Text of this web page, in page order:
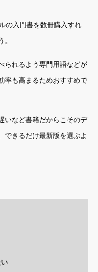
の入門書を数冊購入すれ
られるよう専門用語などが
率も高まるためおすすめで
いなど書籍だからこそのデ
できるだけ最新版を選ぶよ